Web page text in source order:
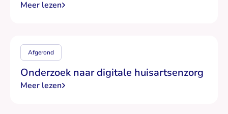
Meer lezen
Onderzoek naar digitale huisartsenzorg
Meer lezen
Afgerond